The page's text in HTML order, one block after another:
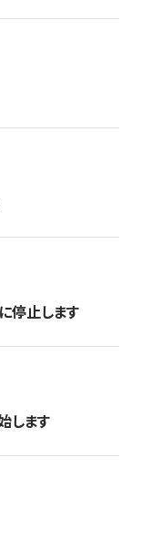
停止します
します